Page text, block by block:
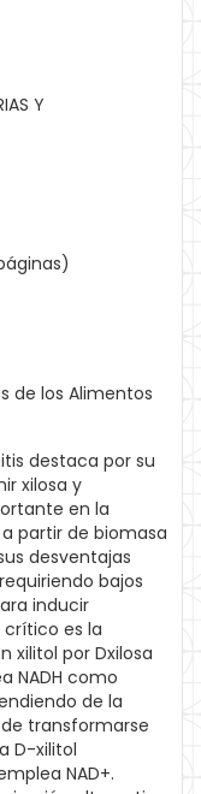
Y
de los Alimentos
destaca por su
xilosa y
en la
partir de biomasa
desventajas
bajos
inducir
crítico es la
xilitol por Dxilosa
NADH como
de la
transformarse
D-xilitol
NAD+.